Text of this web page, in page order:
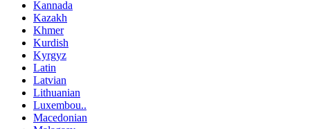
Kannada
Kazakh
Khmer
Kurdish
Kyrgyz
Latin
Latvian
Lithuanian
Luxembou..
Macedonian